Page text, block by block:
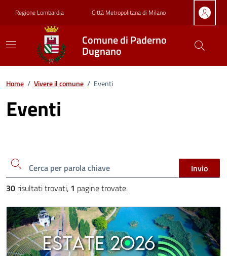
Regione Lombardia Città Metropolitana di Milano
Comune di Paderno
Dugnano
Home / Vivere il comune / Eventi
Eventi
Cerca una parola chiave
Invio
30 risultati trovati, 1 pagine trovate.